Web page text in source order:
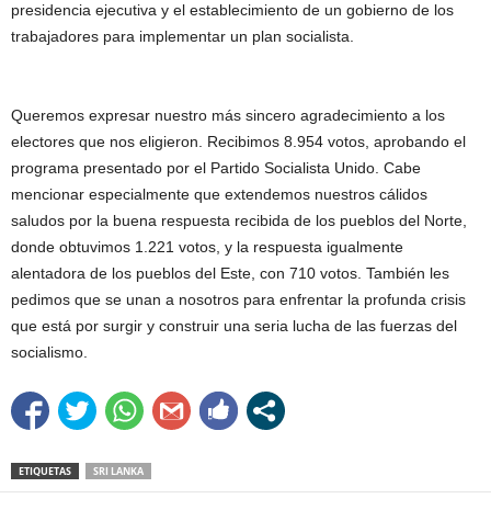
presidencia ejecutiva y el establecimiento de un gobierno de los
trabajadores para implementar un plan socialista.
Queremos expresar nuestro más sincero agradecimiento a los
electores que nos eligieron. Recibimos 8.954 votos, aprobando el
programa presentado por el Partido Socialista Unido. Cabe
mencionar especialmente que extendemos nuestros cálidos
saludos por la buena respuesta recibida de los pueblos del Norte,
donde obtuvimos 1.221 votos, y la respuesta igualmente
alentadora de los pueblos del Este, con 710 votos. También les
pedimos que se unan a nosotros para enfrentar la profunda crisis
que está por surgir y construir una seria lucha de las fuerzas del
socialismo.
ETIQUETAS SRI LANKA